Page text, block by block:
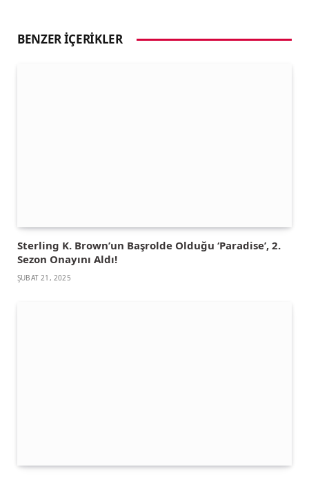
BENZER İÇERIKLER
Sterling K. Brown’un Başrolde Olduğu ‘Paradise’, 2.
Sezon Onayını Aldı!
ŞUBAT 21, 2025